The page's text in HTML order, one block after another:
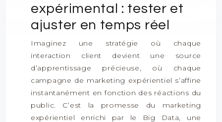
expérimental : tester et
ajuster en temps réel
Imaginez une stratégie où chaque
interaction client devient une source
d’apprentissage précieuse, où chaque
campagne de marketing expérientiel s’affine
instantanément en fonction des réactions du
public. C’est la promesse du marketing
expérientiel enrichi par le Big Data, une